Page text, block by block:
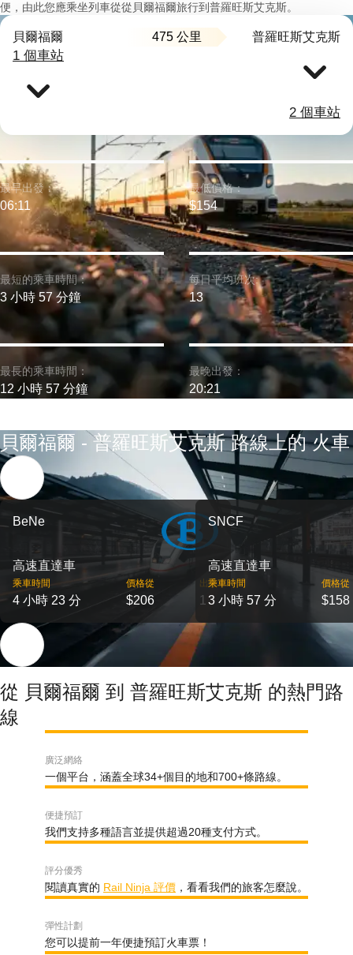
便，由此您應乘坐列車從從貝爾福爾旅行到普羅旺斯艾克斯。
貝爾福爾 475 公里 普羅旺斯艾克斯
1 個車站
2 個車站
最短的乘車時間：
3 小時 57 分鐘
最早出發：
06:11
最長的乘車時間：
12 小時 57 分鐘
最低價格：
$154
每日平均班次:
13
最晚出發：
20:21
貝爾福爾 - 普羅旺斯艾克斯 路線上的 火車
BeNe
高速直達車
乘車時間
4 小時 23 分
價格從
$206
出發
1
SNCF
高速直達車
乘車時間
3 小時 57 分
價格從
$158
從 貝爾福爾 到 普羅旺斯艾克斯 的熱門路
線
廣泛網絡
一個平台，涵蓋全球34+個目的地和700+條路線。
便捷預訂
我們支持多種語言並提供超過20種支付方式。
評分優秀
閱讀真實的 Rail Ninja 評價 ，看看我們的旅客怎麼說。
彈性計劃
您可以提前一年便捷預訂火車票！